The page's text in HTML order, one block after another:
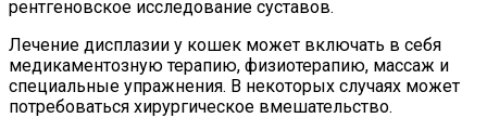
рентгеновское исследование суставов.
Лечение дисплазии у кошек может включать в себя
медикаментозную терапию, физиотерапию, массаж и
специальные упражнения. В некоторых случаях может
потребоваться хирургическое вмешательство.